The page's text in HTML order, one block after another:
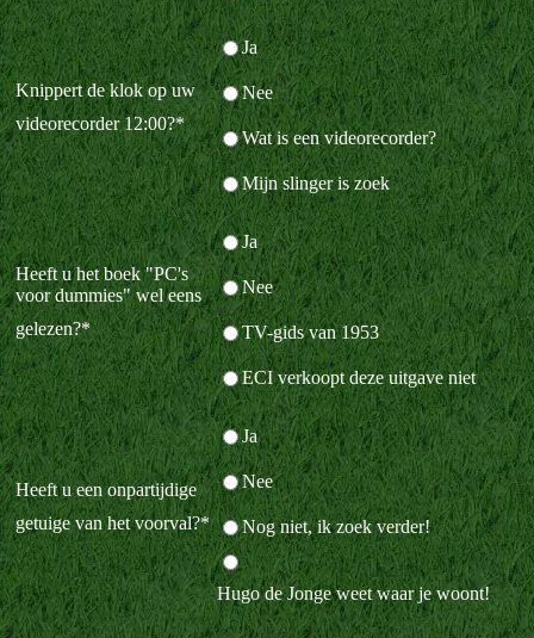
Knippert de klok op uw
videorecorder 12:00?*
Ja
Nee
Wat is een videorecorder?
Mijn slinger is zoek
Heeft u het boek "PC's
voor dummies" wel eens
gelezen?*
Ja
Nee
TV-gids van 1953
ECI verkoopt deze uitgave niet
Heeft u een onpartijdige
getuige van het voorval?*
Ja
Nee
Nog niet, ik zoek verder!
Hugo de Jonge weet waar je woont!